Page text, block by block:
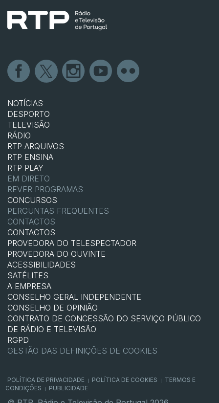
NOTÍCIAS
DESPORTO
TELEVISÃO
RÁDIO
RTP ARQUIVOS
RTP ENSINA
RTP PLAY
EM DIRETO
REVER PROGRAMAS
CONCURSOS
PERGUNTAS FREQUENTES
CONTACTOS
CONTACTOS
PROVEDORA DO TELESPECTADOR
PROVEDORA DO OUVINTE
ACESSIBILIDADES
SATÉLITES
A EMPRESA
CONSELHO GERAL INDEPENDENTE
CONSELHO DE OPINIÃO
CONTRATO DE CONCESSÃO DO SERVIÇO PÚBLICO
DE RÁDIO E TELEVISÃO
RGPD
GESTÃO DAS DEFINIÇÕES DE COOKIES
POLÍTICA DE PRIVACIDADE POLÍTICA DE COOKIES
TERMOS E
CONDIÇÕES
PUBLICIDADE